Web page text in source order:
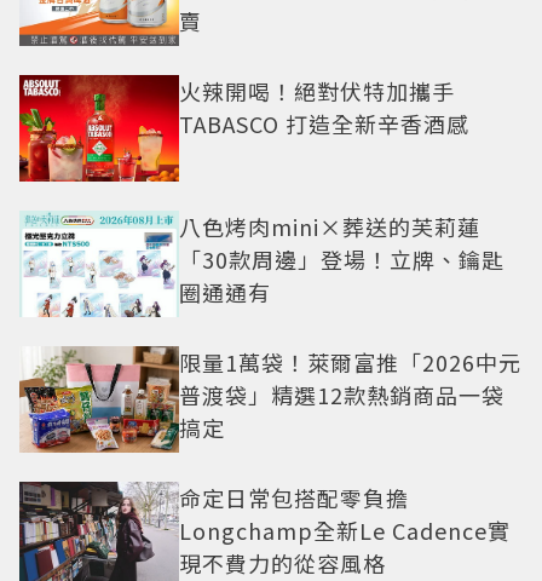
賣
火辣開喝！絕對伏特加攜手
TABASCO 打造全新辛香酒感
八色烤肉mini×葬送的芙莉蓮
「30款周邊」登場！立牌、鑰匙
圈通通有
限量1萬袋！萊爾富推「2026中元
普渡袋」精選12款熱銷商品一袋
搞定
命定日常包搭配零負擔
Longchamp全新Le Cadence實
現不費力的從容風格